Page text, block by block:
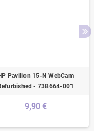
Pavilion 15-N WebCam
- 738664-001
9,90 €